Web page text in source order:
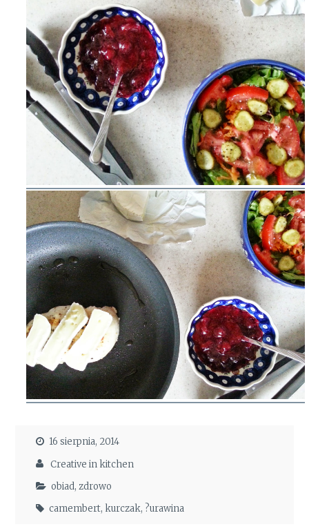
16 sierpnia, 2014
Creative in kitchen
obiad,zdrowo
camembert, kurczak, ?urawina